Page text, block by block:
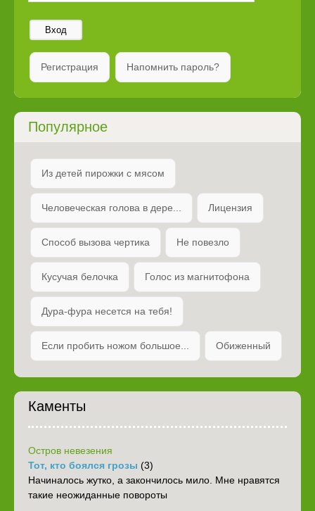
Вход
Регистрация Напомнить пароль?
Популярное
Из детей пирожки с мясом
Человеческая голова в дере... Лицензия
Способ вызова чертика Не повезло
Кусучая белочка Голос из магнитофона
Дура-фура несется на тебя!
Если пробить ножом большое... Обиженный
Каменты
Остров невезения
Тот, кто боялся грозы (3)
Начиналось жутко, а закончилось мило. Мне нравятся
такие неожиданные повороты